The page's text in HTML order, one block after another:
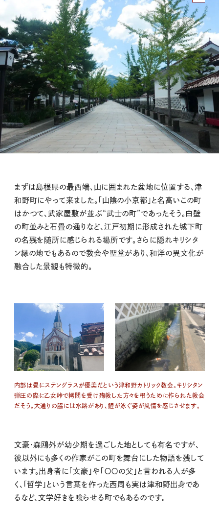
まずは島根県の最西端、山に囲まれた盆地に位置する、津
和野町にやって来ました。「山陰の小京都」と名高いこの町
はかつて、武家屋敷が並ぶ“武士の町”であったそう。 白壁
の町並みと石畳の通りなど、 江戸初期に形成された城下町
の名残を随所に感じられる場所です。さらに 隠れキリシタ
ン縁の地でもあるので教会や聖堂があり、和洋の異文化が
融合した景観も特徴的。
内部は畳にステングラスが優美だという津和野カトリック教会。キリシタン
弾圧の際に乙女峠で拷問を受け殉教した方々を弔うために作られた教会
だそう。大通りの脇には水路があり、鯉が泳ぐ姿が風情を感じさせます。
文豪・森鴎外が幼少期を過ごした地としても有名ですが、
彼以外にも多くの作家がこの町を舞台にした物語を残して
います。出身者に「文豪」や「〇〇の父」と言われる人が多
く、「哲学」という言葉を作った西周も実は津和野出身であ
るなど、文学好きを唸らせる町でもあるのです。